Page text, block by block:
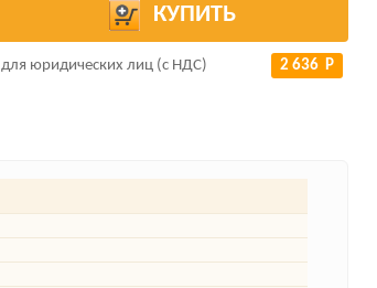
КУПИТЬ
для юридических лиц (с НДС) 2 636 Р